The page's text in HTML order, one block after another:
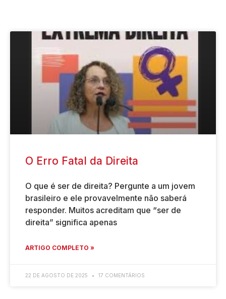
O Erro Fatal da Direita
O que é ser de direita? Pergunte a um jovem
brasileiro e ele provavelmente não saberá
responder. Muitos acreditam que “ser de
direita” significa apenas
ARTIGO COMPLETO »
22 DE AGOSTO DE 2025 17 COMENTÁRIOS